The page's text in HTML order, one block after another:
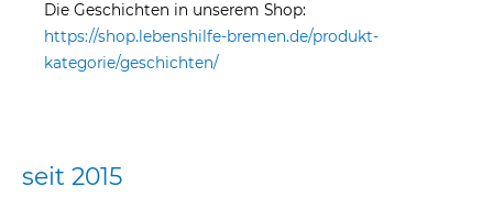
Die Geschichten in unserem Shop:
https://shop.lebenshilfe-bremen.de/produkt-
kategorie/geschichten/
seit 2015